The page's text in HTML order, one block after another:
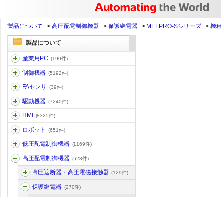
製品について > 高圧配電制御機器 > 保護継電器 > MELPRO-Sシリーズ > 機
製品について
産業用PC (190件)
制御機器 (5192件)
FAセンサ (39件)
駆動機器 (7240件)
HMI (8325件)
ロボット (651件)
低圧配電制御機器 (1169件)
高圧配電制御機器 (628件)
高圧遮断器・高圧電磁接触器 (129件)
保護継電器 (270件)